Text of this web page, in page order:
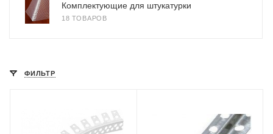
Комплектующие для штукатурки
18 ТОВАРОВ
ФИЛЬТР